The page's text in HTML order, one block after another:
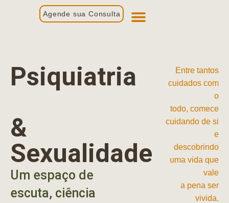
Agende sua Consulta
Psiquiatria
&
Sexualidade
Um espaço de
escuta, ciência
Entre tantos
cuidados com
o
todo, comece
cuidando de si
e
descobrindo
uma vida que
vale
a pena ser
vivida.